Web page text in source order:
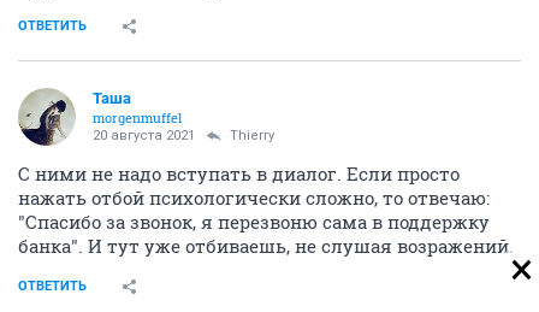
ОТВЕТИТЬ
Таша
morgenmuffel
20 августа 2021 Thierry
С ними не надо вступать в диалог. Если просто
нажать отбой психологически сложно, то отвечаю:
"Спасибо за звонок, я перезвоню сама в поддержку
банка". И тут уже отбиваешь, не слушая возражений.
ОТВЕТИТЬ